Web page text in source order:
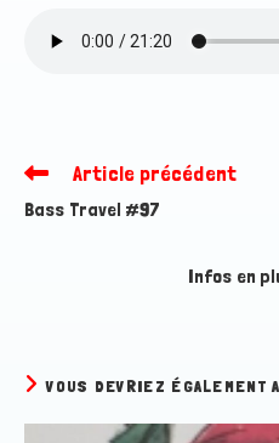
Read
articles
Article précédent
Bass Travel #97
Infos en
VOUS DEVRIEZ ÉGALEMENT